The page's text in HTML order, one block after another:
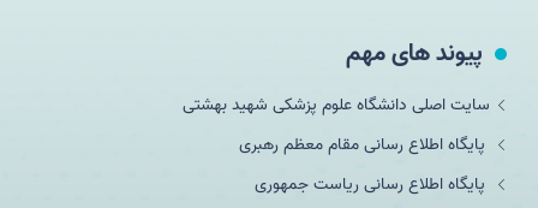
پیوند های مهم
سایت اصلی دانشگاه علوم پزشکی شهید بهشتی
پایگاه اطلاع رسانی مقام معظم رهبری
پایگاه اطلاع رسانی ریاست جمهوری